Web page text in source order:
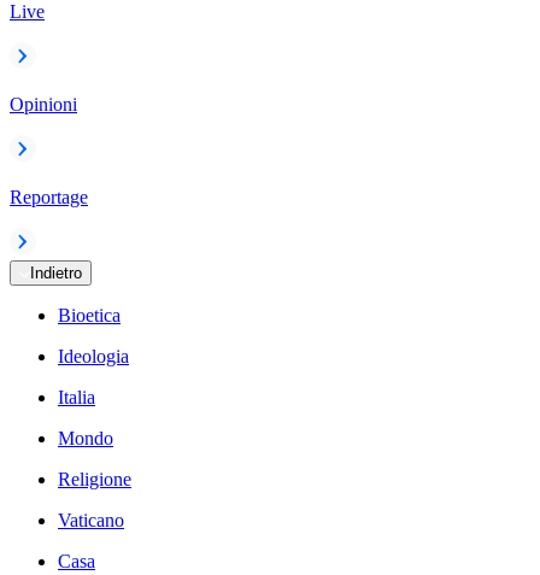
Live
Opinioni
Reportage
Indietro
Bioetica
Ideologia
Italia
Mondo
Religione
Vaticano
Casa